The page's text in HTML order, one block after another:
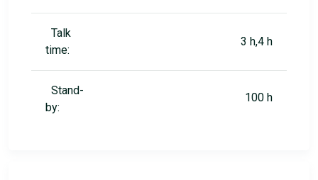
Talk
time:
3 h,4 h
Stand-
by:
100 h